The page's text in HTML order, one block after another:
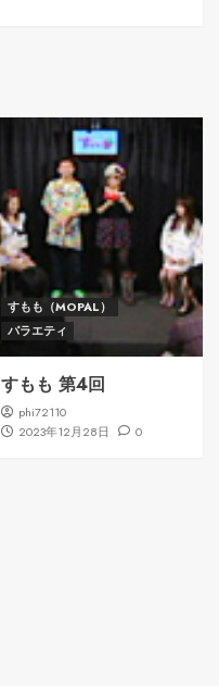
すもも（MOPAL）
バラエティ
すもも 第4回
phi72110
2023年12月28日
0